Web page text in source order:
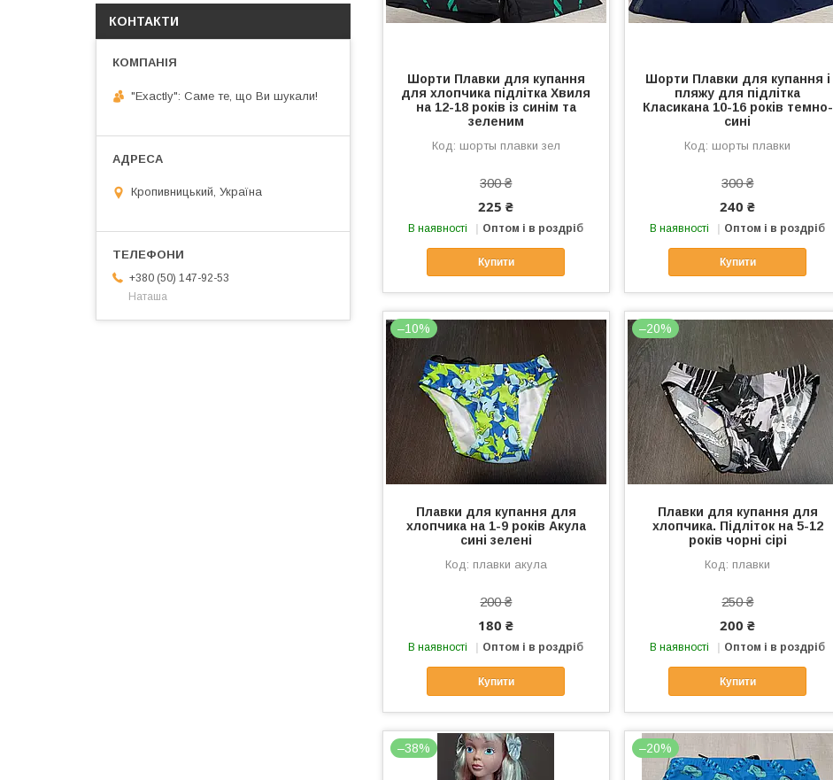
Шорти Плавки для купання
для хлопчика підлітка Хвиля
на 12-18 років із синім та
зеленим
шорты плавки зел
300 ₴
225 ₴
В наявності Оптом і в роздріб
Купити
Шорти Плавки для купання і
пляжу для підлітка
Класикана 10-16 років темно-
сині
шорты плавки
300 ₴
240 ₴
В наявності Оптом і в роздріб
Купити
–10%
Плавки для купання для
хлопчика на 1-9 років Акула
сині зелені
плавки акула
200 ₴
180 ₴
В наявності Оптом і в роздріб
Купити
–20%
Плавки для купання для
хлопчика. Підліток на 5-12
років чорні сірі
плавки
250 ₴
200 ₴
В наявності Оптом і в роздріб
Купити
–38% –20%
КОНТАКТИ
"Exactly": Саме те, що Ви шукали!
Кропивницький, Україна
+380 (50) 147-92-53
Наташа